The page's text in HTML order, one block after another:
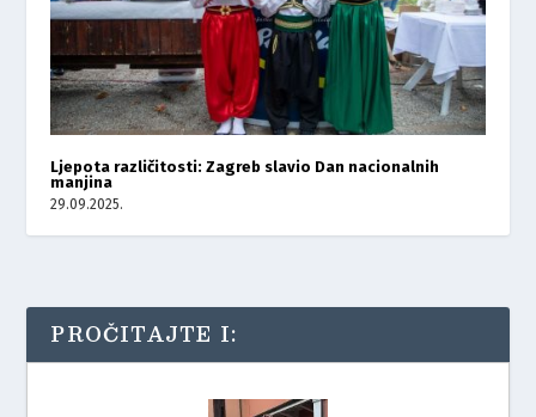
Ljepota različitosti: Zagreb slavio Dan nacionalnih
manjina
29.09.2025.
PROČITAJTE I: